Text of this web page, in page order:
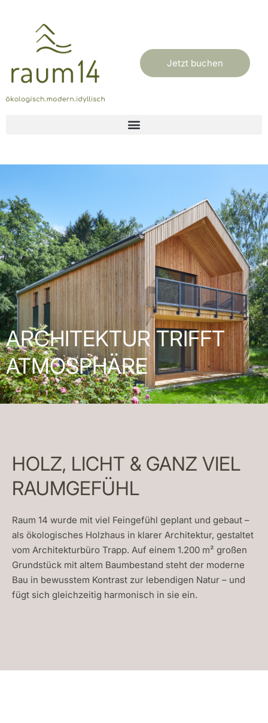
Jetzt buchen
ARCHITEKTUR TRIFFT
ATMOSPHÄRE
HOLZ, LICHT & GANZ VIEL
RAUMGEFÜHL
Raum 14 wurde mit viel Feingefühl geplant und gebaut –
als ökologisches Holzhaus in klarer Architektur, gestaltet
vom Architekturbüro Trapp. Auf einem 1.200 m² großen
Grundstück mit altem Baumbestand steht der moderne
Bau in bewusstem Kontrast zur lebendigen Natur – und
fügt sich gleichzeitig harmonisch in sie ein.